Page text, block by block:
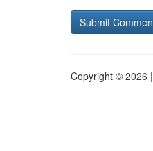
Copyright © 2026 |